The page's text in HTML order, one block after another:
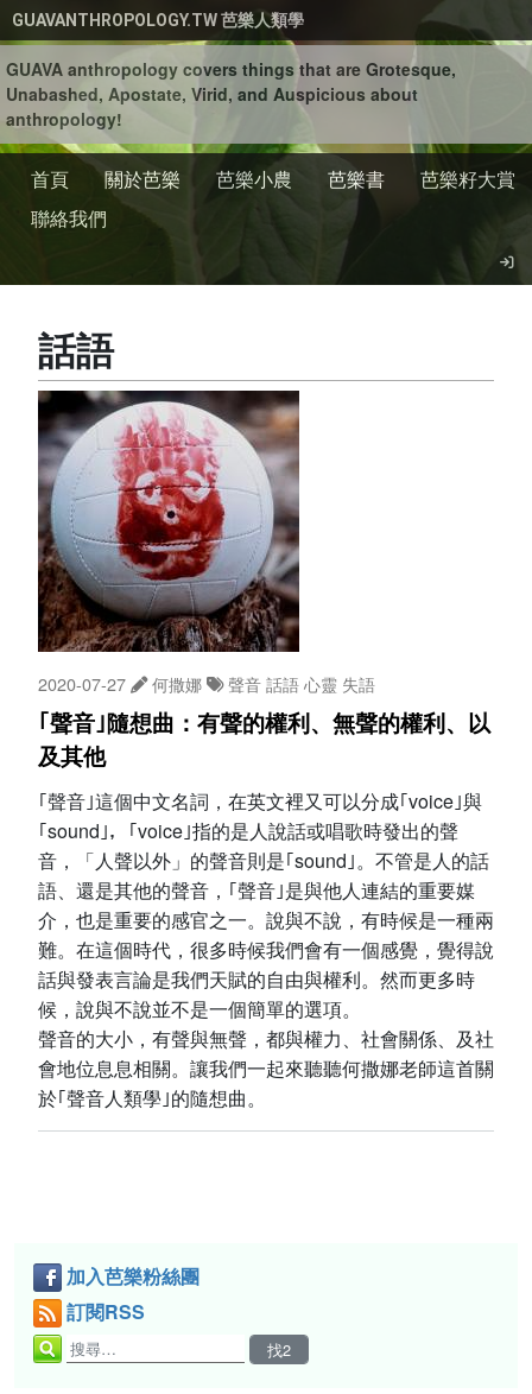
移至主內容
GUAVANTHROPOLOGY.TW 芭樂人類學
GUAVA anthropology covers things that are Grotesque,
Unabashed, Apostate, Virid, and Auspicious about
anthropology!
首頁 關於芭樂 芭樂小農 芭樂書
芭樂籽大賞
聯絡我們
話語
2020-07-27 何撒娜 聲音話語心靈 失語
｢聲音｣隨想曲：有聲的權利、無聲的權利、以
及其他
｢聲音｣這個中文名詞，在英文裡又可以分成｢voice｣與
｢sound｣，｢voice｣指的是人說話或唱歌時發出的聲
音，「人聲以外」的聲音則是｢sound｣。不管是人的話
語、還是其他的聲音，｢聲音｣是與他人連結的重要媒
介，也是重要的感官之一。說與不說，有時候是一種兩
難。在這個時代，很多時候我們會有一個感覺，覺得說
話與發表言論是我們天賦的自由與權利。然而更多時
候，說與不說並不是一個簡單的選項。
聲音的大小，有聲與無聲，都與權力、社會關係、及社
會地位息息相關。讓我們一起來聽聽何撒娜老師這首關
於｢聲音人類學｣的隨想曲。
加入芭樂粉絲團
訂閱RSS